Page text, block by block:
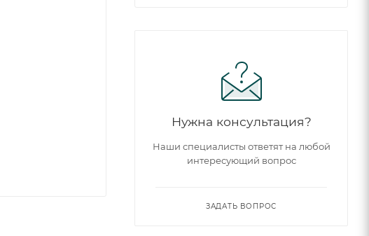
Нужна консультация?
Наши специалисты ответят на любой
интересующий вопрос
ЗАДАТЬ ВОПРОС